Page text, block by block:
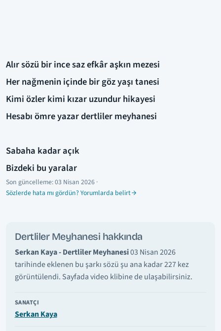
Alır sözü bir ince saz efkâr aşkın mezesi
Her nağmenin içinde bir göz yaşı tanesi
Kimi özler kimi kızar uzundur hikayesi
Hesabı ömre yazar dertliler meyhanesi
Sabaha kadar açık
Bizdeki bu yaralar
Son güncelleme:03 Nisan 2026 ·
Sözlerde hata mı gördün? Yorumlarda belirt
Dertliler Meyhanesi hakkında
Serkan Kaya - Dertliler Meyhanesi03 Nisan 2026
tarihinde eklenen bu şarkı sözü şu ana kadar 227 kez
görüntülendi. Sayfada video klibine de ulaşabilirsiniz.
SANATÇI
Serkan Kaya